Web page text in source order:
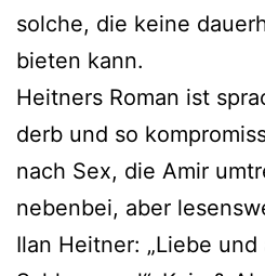
solche, die keine
bieten kann.
Heitners Roman ist
derb und so
nach Sex, die Amir
nebenbei, aber
Ilan Heitner: „Liebe und